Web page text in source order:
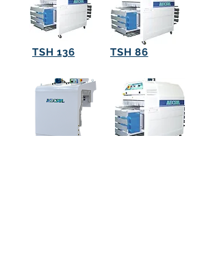
TSH 136 TSH 86